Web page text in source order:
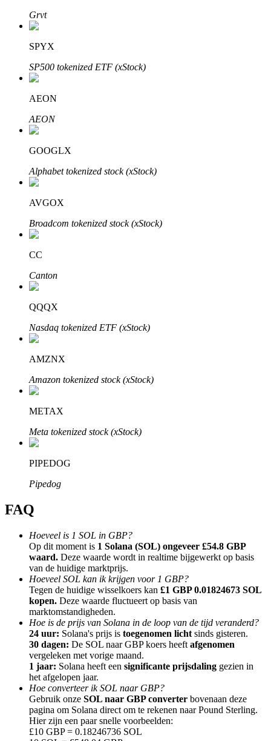
Grijp langetermijnwinst en flexibele belangen
Leer staken
Meer informatie over het verdienen van passief inkomen
Bitrue
Bitrue-partners
Bitrue Affiliates
Tot 65% commissies!
Doorverwijzing
Nodig een vriend uit om contante beloningen te ontvangen
BTC Welcome Rewards
Grvt
SPYX
SP500 tokenized ETF (xStock)
AEON
AEON
GOOGLX
Alphabet tokenized stock (xStock)
AVGOX
Broadcom tokenized stock (xStock)
CC
Canton
QQQX
Nasdaq tokenized ETF (xStock)
AMZNX
Amazon tokenized stock (xStock)
METAX
Meta tokenized stock (xStock)
PIPEDOG
Pipedog
FAQ
Hoeveel is 1 SOL in GBP?
Op dit moment is 1 Solana (SOL) ongeveer £54.8 GBP
waard. Deze waarde wordt in realtime bijgewerkt op basis
van de huidige marktprijs.
Hoeveel SOL kan ik krijgen voor 1 GBP?
Tegen de huidige wisselkoers kan £1 GBP 0.01824673 SOL
kopen. Deze waarde fluctueert op basis van
marktomstandigheden.
Hoe is de prijs van Solana in de loop van de tijd veranderd?
24 uur: Solana's prijs is toegenomen licht sinds gisteren.
30 dagen: De SOL naar GBP koers heeft afgenomen
vergeleken met vorige maand.
1 jaar: Solana heeft een significante prijsdaling gezien in
het afgelopen jaar.
Hoe converteer ik SOL naar GBP?
Gebruik onze SOL naar GBP converter bovenaan deze
pagina om Solana direct om te rekenen naar Pound Sterling.
Hier zijn een paar snelle voorbeelden:
£10 GBP = 0.18246736 SOL